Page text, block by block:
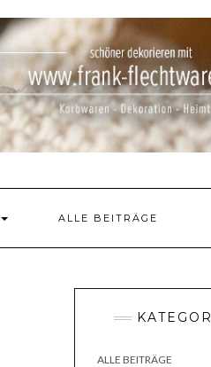
ALLE BEITRÄGE
ALLE BEITRÄGE